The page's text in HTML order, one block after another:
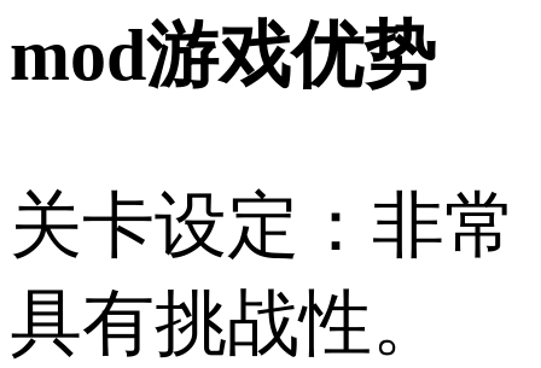
mod游戏优势
关卡设定：非常
具有挑战性。